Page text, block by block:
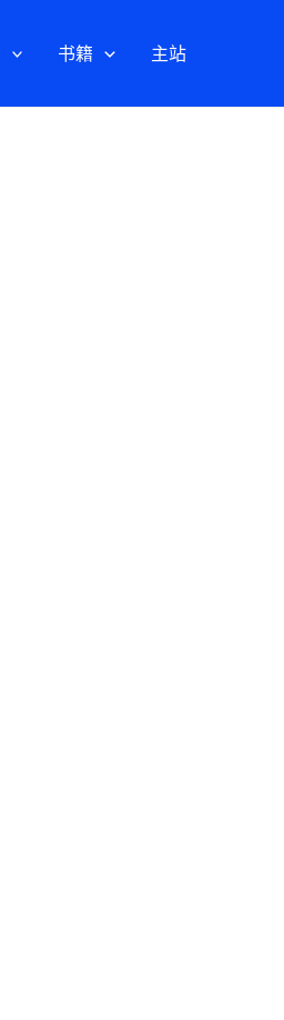
书籍 主站